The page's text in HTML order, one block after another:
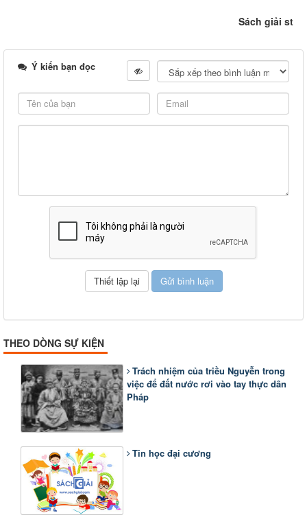
Sách giải st
Ý kiến bạn đọc
THEO DÒNG SỰ KIỆN
Trách nhiệm của triều Nguyễn trong
việc để đất nước rơi vào tay thực dân
Pháp
Tin học đại cương